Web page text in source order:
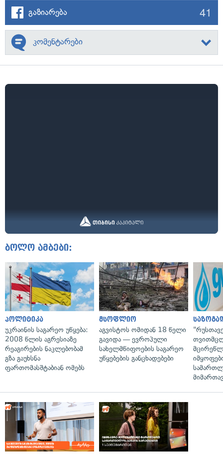
გაზიარება 41
კომენტარები
ბოლო ამბები:
პოლიტიკა
უკრაინის საგარეო უწყება:
2008 წლის აგრესიაზე
რეაგირების ნაკლებობამ
გზა გაუხსნა
ფართომასშტაბიან ომებს
მსოფლიო
აგვისტოს ომიდან 18 წელი
გავიდა — ევროპული
სახელმწიფოების საგარეო
უწყებების განცხადებები